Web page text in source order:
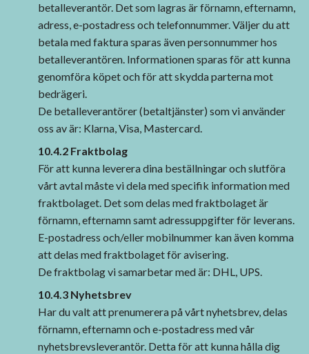
betalleverantör. Det som lagras är förnamn, efternamn,
adress, e-postadress och telefonnummer. Väljer du att
betala med faktura sparas även personnummer hos
betalleverantören. Informationen sparas för att kunna
genomföra köpet och för att skydda parterna mot
bedrägeri.
De betalleverantörer (betaltjänster) som vi använder
oss av är: Klarna, Visa, Mastercard.
10.4.2 Fraktbolag
För att kunna leverera dina beställningar och slutföra
vårt avtal måste vi dela med specifik information med
fraktbolaget. Det som delas med fraktbolaget är
förnamn, efternamn samt adressuppgifter för leverans.
E-postadress och/eller mobilnummer kan även komma
att delas med fraktbolaget för avisering.
De fraktbolag vi samarbetar med är: DHL, UPS.
10.4.3 Nyhetsbrev
Har du valt att prenumerera på vårt nyhetsbrev, delas
förnamn, efternamn och e-postadress med vår
nyhetsbrevsleverantör. Detta för att kunna hålla dig